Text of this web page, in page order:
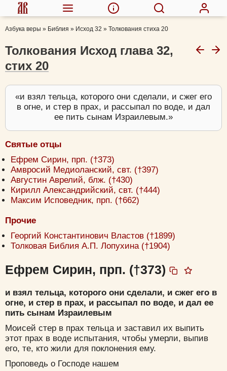
Азбука веры » Библия » Исход 32 » Толкования стиха 20
Толкования Исход глава 32,
стих 20
и взял тельца, которого они сделали, и сжег его
в огне, и стер в прах, и рассыпал по воде, и дал
ее пить сынам Израилевым.
Святые отцы
Ефрем Сирин, прп. (†373)
Амвросий Медиоланский, свт. (†397)
Августин Аврелий, блж. (†430)
Кирилл Александрийский, свт. (†444)
Максим Исповедник, прп. (†662)
Прочие
Георгий Константинович Властов (†1899)
Толковая Библия А.П. Лопухина (†1904)
Ефрем Сирин, прп. (†373)
и взял тельца, которого они сделали, и сжег его в
огне, и стер в прах, и рассыпал по воде, и дал ее
пить сынам Израилевым
Моисей стер в прах тельца и заставил их выпить
этот прах в воде испытания, чтобы умерли, выпив
его, те, кто жили для поклонения ему.
Проповедь о Господе нашем